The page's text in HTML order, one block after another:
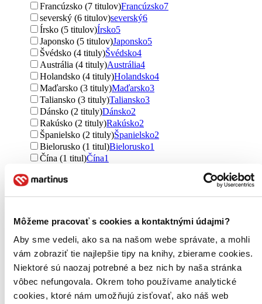
Môžeme pracovať s cookies a kontaktnými údajmi?
Aby sme vedeli, ako sa na našom webe správate, a mohli
vám zobraziť tie najlepšie tipy na knihy, zbierame cookies.
Niektoré sú naozaj potrebné a bez nich by naša stránka
vôbec nefungovala. Okrem toho používame analytické
cookies, ktoré nám umožňujú zisťovať, ako náš web
Francúzsko (7 titulov)Francúzsko7
severský (6 titulov)severský6
Írsko (5 titulov)Írsko5
Japonsko (5 titulov)Japonsko5
Švédsko (4 tituly)Švédsko4
Austrália (4 tituly)Austrália4
Holandsko (4 tituly)Holandsko4
Maďarsko (3 tituly)Maďarsko3
Taliansko (3 tituly)Taliansko3
Dánsko (2 tituly)Dánsko2
Rakúsko (2 tituly)Rakúsko2
Španielsko (2 tituly)Španielsko2
Bielorusko (1 titul)Bielorusko1
Čína (1 titul)Čína1
Estónsko (1 titul)
Poľsko (1 titul)
Poľsko
Rusko (1 titul)
Singapur (1 titul)Singapur1
Thajsko (1 titul)Thajsko1
Ukrajina (1 titul)
Ukrajina
Autor